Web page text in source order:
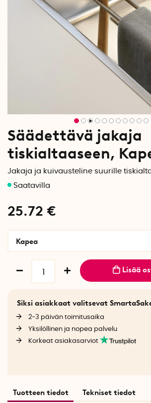
Säädettävä jakaja
tiskialtaaseen,
Jakaja ja kuivausteline suurille
25.72 €
Kapea
Lisää
Siksi asiakkaat valitsevat
2-3 päivän toimitusaika
Yksilöllinen ja nopea palvelu
Korkeat asiakasarviot
Tuotteen tiedot Tekniset tiedot